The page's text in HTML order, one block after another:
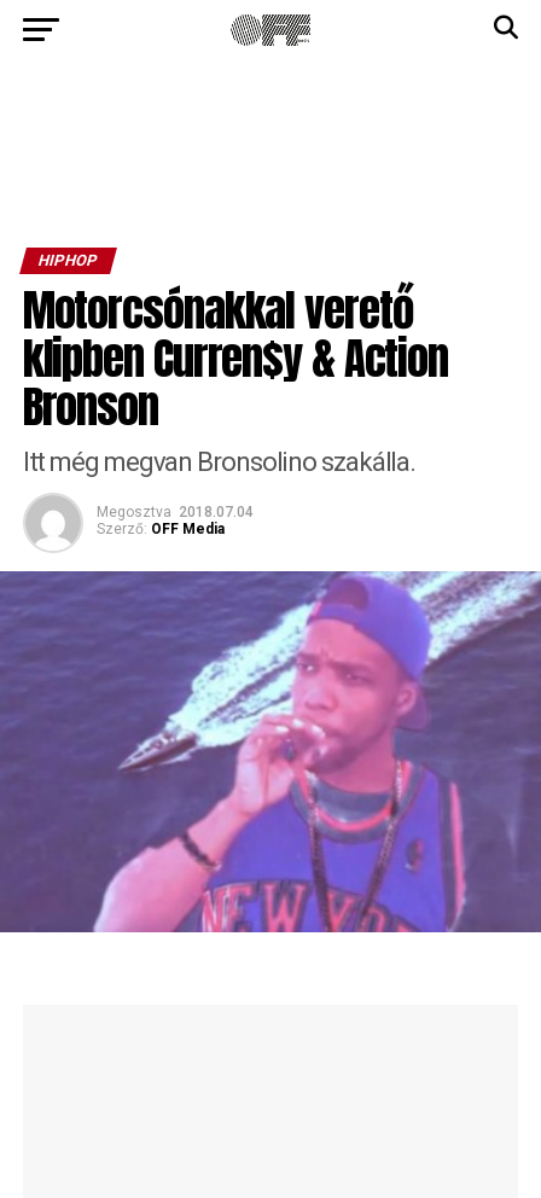
HIPHOP
Motorcsónakkal verető
klipben Curren$y & Action
Bronson
Itt még megvan Bronsolino szakálla.
Megosztva 2018.07.04
Szerző: OFF Media